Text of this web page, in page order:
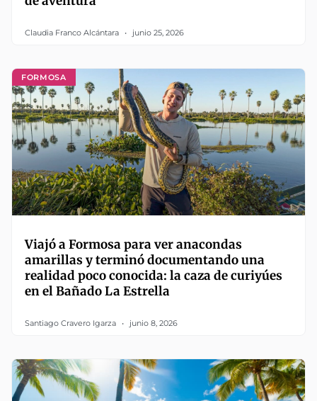
Claudia Franco Alcántara junio 25, 2026
FORMOSA
Viajó a Formosa para ver anacondas
amarillas y terminó documentando una
realidad poco conocida: la caza de curiyúes
en el Bañado La Estrella
Santiago Cravero Igarza junio 8, 2026